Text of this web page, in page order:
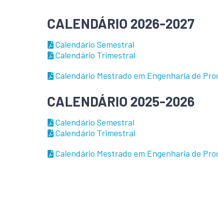
CALENDÁRIO 2026-2027
Calendário Semestral
Calendário Trimestral
Calendário Mestrado em Engenharia de
CALENDÁRIO 2025-2026
Calendário Semestral
Calendário Trimestral
Calendário Mestrado em Engenharia de